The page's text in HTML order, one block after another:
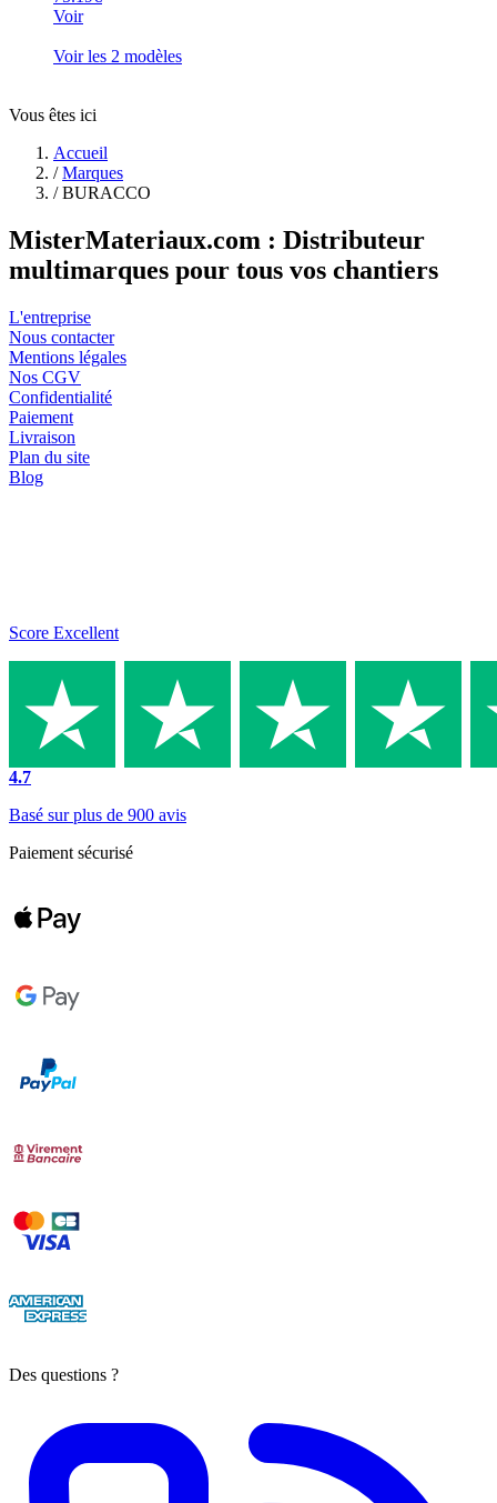
Voir
Voir les 2 modèles
Vous êtes ici
Accueil
/ Marques
/ BURACCO
MisterMateriaux.com : Distributeur
multimarques pour tous vos chantiers
L'entreprise
Nous contacter
Mentions légales
Nos CGV
Confidentialité
Paiement
Livraison
Plan du site
Blog
Score Excellent
4.7
Basé sur plus de 900 avis
Paiement sécurisé
Des questions ?